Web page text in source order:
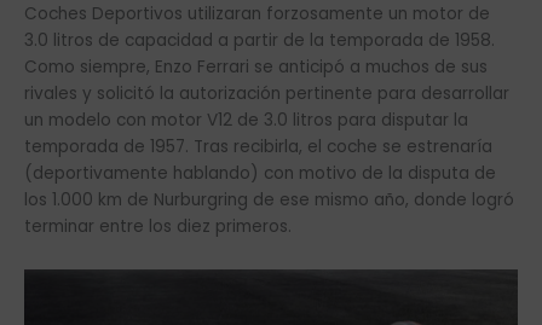
Coches Deportivos utilizaran forzosamente un motor de
3.0 litros de capacidad a partir de la temporada de 1958.
Como siempre, Enzo Ferrari se anticipó a muchos de sus
rivales y solicitó la autorización pertinente para desarrollar
un modelo con motor V12 de 3.0 litros para disputar la
temporada de 1957. Tras recibirla, el coche se estrenaría
(deportivamente hablando) con motivo de la disputa de
los 1.000 km de Nurburgring de ese mismo año, donde logró
terminar entre los diez primeros.